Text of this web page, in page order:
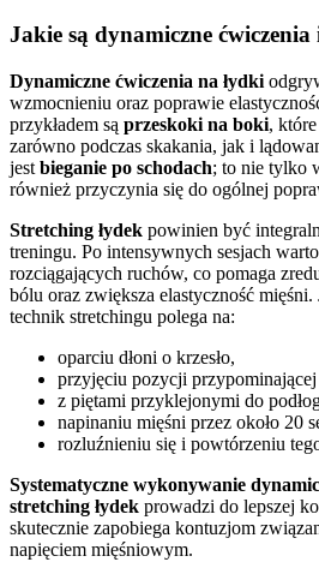
Jakie są dynamiczne ćwiczenia
Dynamiczne ćwiczenia na łydki
wzmocnieniu oraz poprawie
przykładem są przeskoki na boki,
zarówno podczas skakania, jak i
jest bieganie po schodach; to nie tylko
również przyczynia się do ogólnej
Stretching łydek powinien być
treningu. Po intensywnych sesjach
rozciągających ruchów, co pomaga
bólu oraz zwiększa elastyczność
technik stretchingu polega na:
oparciu dłoni o krzesło,
przyjęciu pozycji
z piętami przyklejonymi do
napinaniu mięśni przez około 20
rozluźnieniu się i powtórzeniu
Systematyczne wykonywanie
stretching łydek prowadzi do lepszej
skutecznie zapobiega kontuzjom
napięciem mięśniowym.